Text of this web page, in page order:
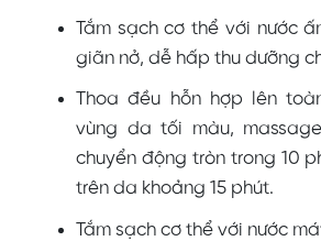
Tắm sạch cơ thể với nước
giãn nở, dễ hấp thu dưỡng
Thoa đều hỗn hợp lên
vùng da tối màu,
chuyển động tròn trong 10
trên da khoảng 15 phút.
Tắm sạch cơ thể với nước